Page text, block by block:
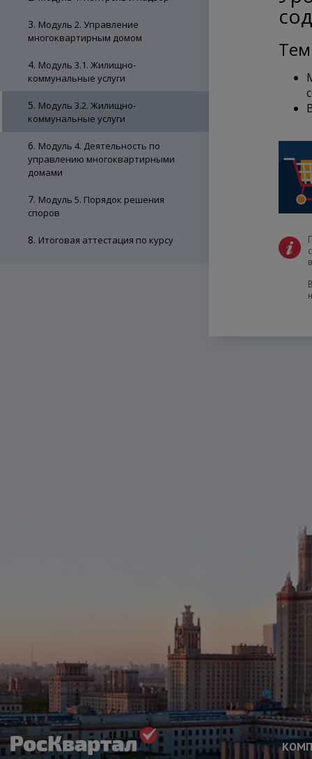
3. Модуль 2. Управление
многоквартирным домом
4. Модуль 3.1. Жилищно-
коммунальные услуги
5. Модуль 3.2. Жилищно-
коммунальные услуги
6. Модуль 4. Деятельность по
управлению многоквартирными
домами
7. Модуль 5. Порядок решения
споров
8. Итоговая аттестация по курсу